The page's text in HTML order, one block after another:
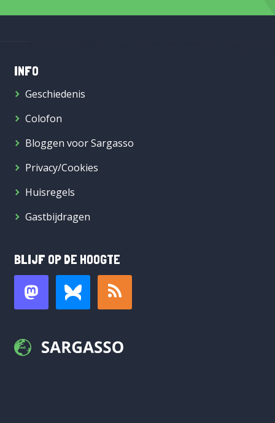
INFO
Geschiedenis
Colofon
Bloggen voor Sargasso
Privacy/Cookies
Huisregels
Gastbijdragen
BLIJF OP DE HOOGTE